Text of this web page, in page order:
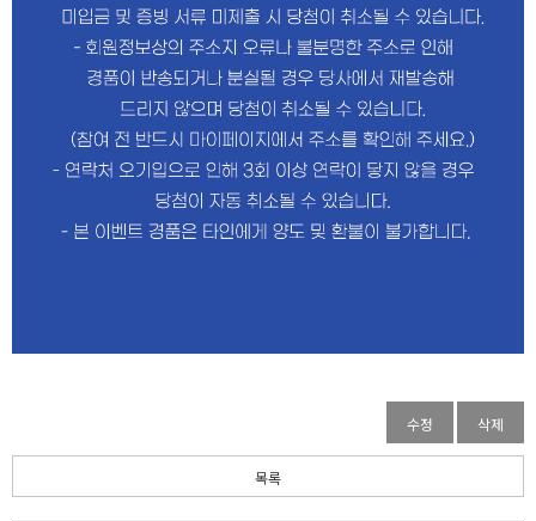
수정 삭제
목록